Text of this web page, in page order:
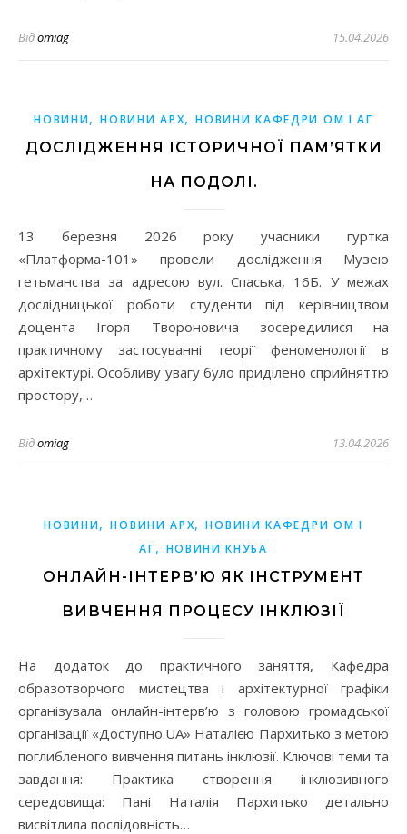
Відomiag 15.04.2026
НОВИНИ,НОВИНИ АРХ,НОВИНИ КАФЕДРИ ОМ І АГ
ДОСЛІДЖЕННЯ ІСТОРИЧНОЇ ПАМ’ЯТКИ
НА ПОДОЛІ.
13 березня 2026 року учасники гуртка
«Платформа-101» провели дослідження Музею
гетьманства за адресою вул. Спаська, 16Б. У межах
дослідницької роботи студенти під керівництвом
доцента Ігоря Твороновича зосередилися на
практичному застосуванні теорії феноменології в
архітектурі. Особливу увагу було приділено сприйняттю
простору,…
Відomiag 13.04.2026
НОВИНИ,НОВИНИ АРХ,НОВИНИ КАФЕДРИ ОМ І
АГ, НОВИНИ КНУБА
ОНЛАЙН-ІНТЕРВ’Ю ЯК ІНСТРУМЕНТ
ВИВЧЕННЯ ПРОЦЕСУ ІНКЛЮЗІЇ
На додаток до практичного заняття, Кафедра
образотворчого мистецтва і архітектурної графіки
організувала онлайн-інтерв’ю з головою громадської
організації «Доступно.UA» Наталією Пархитько з метою
поглибленого вивчення питань інклюзії. Ключові теми та
завдання: Практика створення інклюзивного
середовища: Пані Наталія Пархитько детально
висвітлила послідовність…